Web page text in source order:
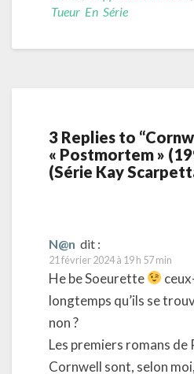
Tueur En Série
3 Replies to
« Postmortem »
(Série Kay
N@n dit :
21 février 2024 à 19 h 57 min
He be Soeurette
longtemps qu’ils se
non ?
Les premiers romans de
Cornwell sont, selon